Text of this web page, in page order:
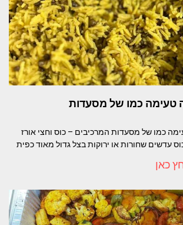
טעימה כמו של מסעדות
כמו של מסעדות המרכיבים – כוס וחצי אורז
כאן